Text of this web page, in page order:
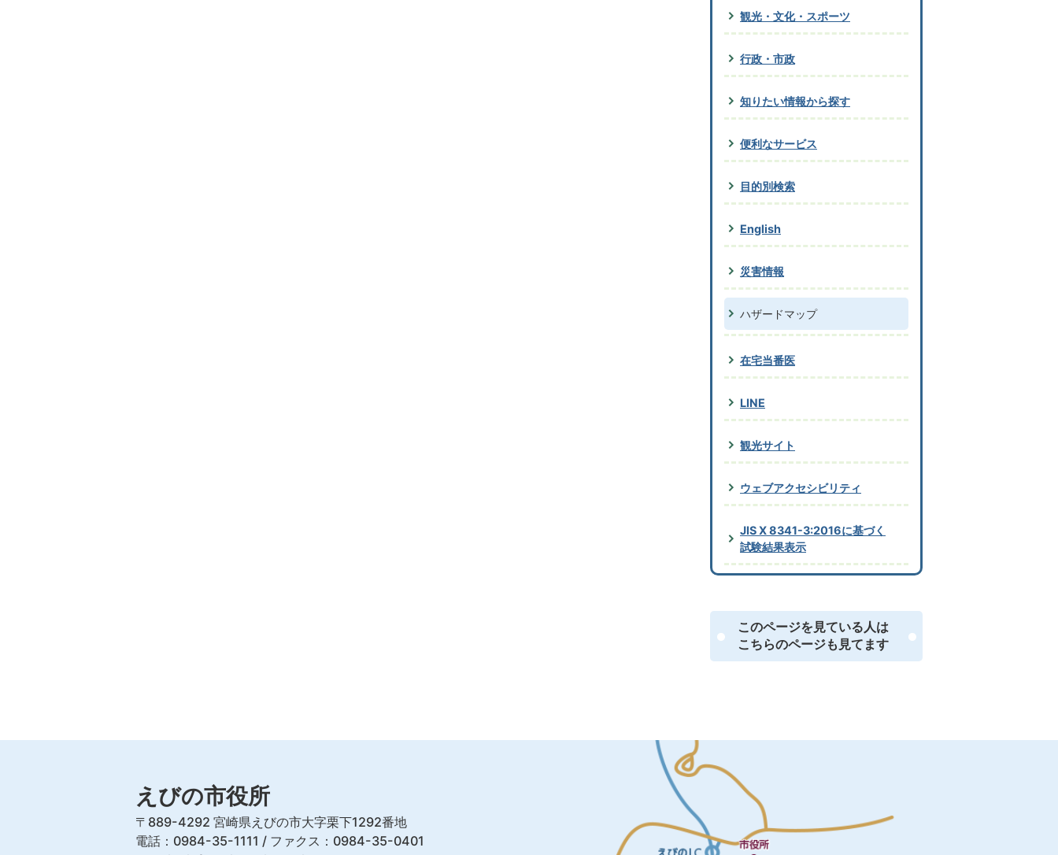
観光・文化・スポーツ
行政・市政
知りたい情報から探す
便利なサービス
目的別検索
English
災害情報
ハザードマップ
在宅当番医
LINE
観光サイト
ウェブアクセシビリティ
JIS X 8341-3:2016に基づく
試験結果表示
このページを見ている人は
こちらのページも見てます
えびの市役所
〒889-4292 宮崎県えびの市大字栗下1292番地
電話：0984-35-1111 / ファクス：0984-35-0401